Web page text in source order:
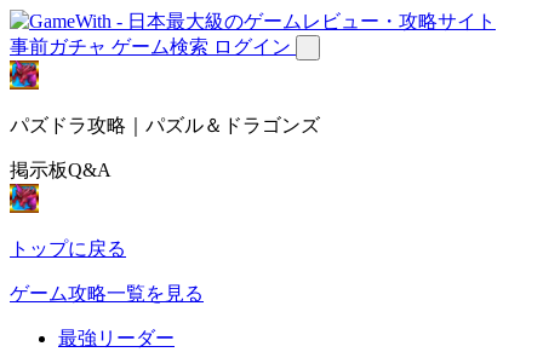
事前ガチャ ゲーム検索 ログイン
パズドラ攻略｜パズル＆ドラゴンズ
掲示板Q&A
トップに戻る
ゲーム攻略一覧を見る
最強リーダー